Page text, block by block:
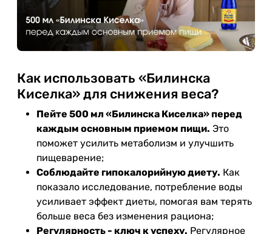
Как использовать «Билинска
Киселка» для снижения веса?
Пейте 500 мл «Билинска Киселка» перед
каждым основным приемом пищи. Это
поможет усилить метаболизм и улучшить
пищеварение;
Соблюдайте гипокалорийную диету. Как
показало исследование, потребление воды
усиливает эффект диеты, помогая вам терять
больше веса без изменения рациона;
Регулярность - ключ к успеху. Регулярное